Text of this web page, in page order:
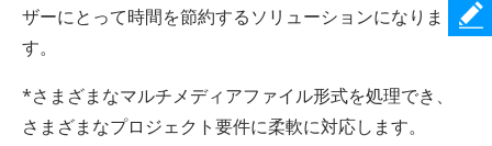
ザーにとって時間を節約するソリューションになりま
す。
*さまざまなマルチメディアファイル形式を処理でき、
さまざまなプロジェクト要件に柔軟に対応します。